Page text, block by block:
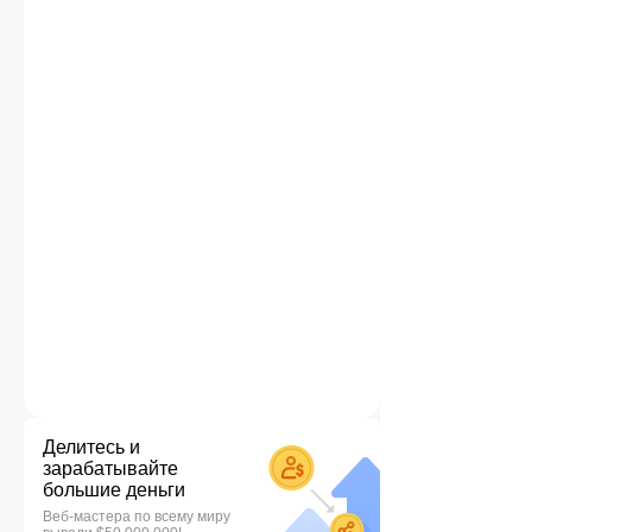
Делитесь и
зарабатывайте
большие деньги
Веб-мастера по всему миру